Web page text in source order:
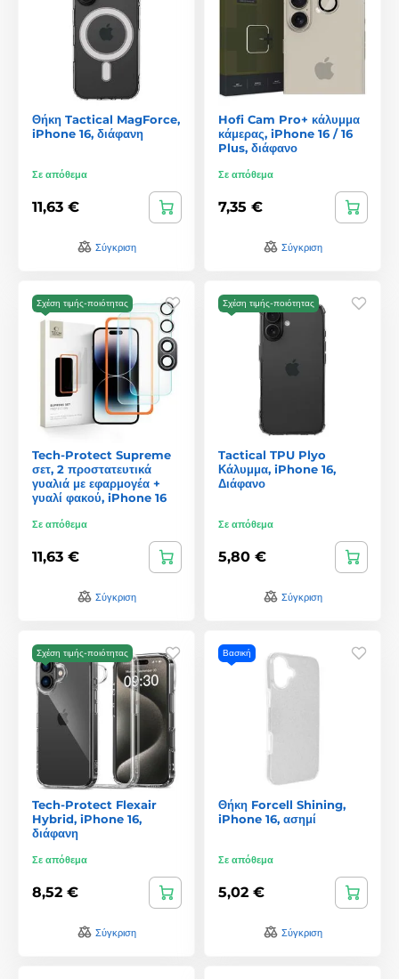
Θήκη Tactical MagForce,
iPhone 16, διάφανη
Σε απόθεμα
11,63 €
Σύγκριση
Hofi Cam Pro+ κάλυμμα
κάμερας, iPhone 16 / 16
Plus, διάφανο
Σε απόθεμα
7,35 €
Σύγκριση
Σχέση τιμής-ποιότητας
Tech-Protect Supreme
σετ, 2 προστατευτικά
γυαλιά με εφαρμογέα +
γυαλί φακού, iPhone 16
Σε απόθεμα
11,63 €
Σύγκριση
Σχέση τιμής-ποιότητας
Tactical TPU Plyo
Κάλυμμα, iPhone 16,
Διάφανο
Σε απόθεμα
5,80 €
Σύγκριση
Σχέση τιμής-ποιότητας
Tech-Protect Flexair
Hybrid, iPhone 16,
διάφανη
Σε απόθεμα
8,52 €
Σύγκριση
Βασική
Θήκη Forcell Shining,
iPhone 16, ασημί
Σε απόθεμα
5,02 €
Σύγκριση